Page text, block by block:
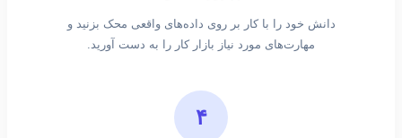
دانش خود را با کار بر روی داده‌های واقعی محک بزنید و
مهارت‌های مورد نیاز بازار کار را به دست آورید.
۴